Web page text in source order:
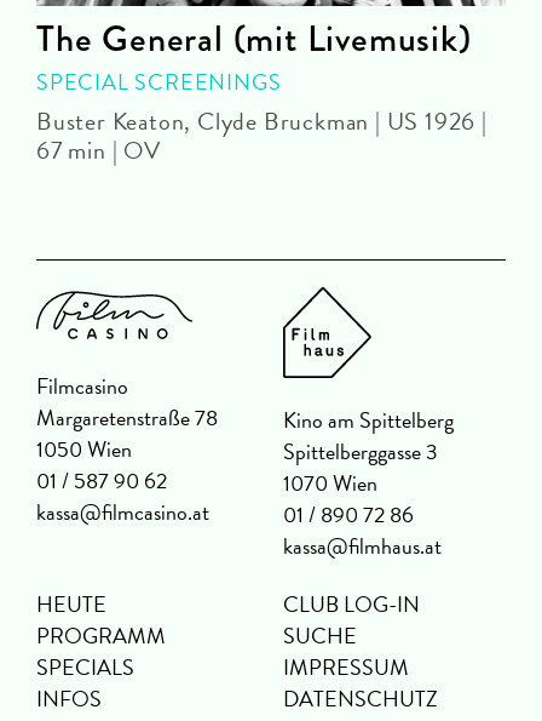
The General (mit Livemusik)
SPECIAL SCREENINGS
Buster Keaton, Clyde Bruckman | US 1926 |
67 min | OV
Filmcasino
Margaretenstraße 78
1050 Wien
01 / 587 90 62
kassa@filmcasino.at
Kino am Spittelberg
Spittelberggasse 3
1070 Wien
01 / 890 72 86
kassa@filmhaus.at
HEUTE
PROGRAMM
SPECIALS
INFOS
CLUB LOG-IN
SUCHE
IMPRESSUM
DATENSCHUTZ